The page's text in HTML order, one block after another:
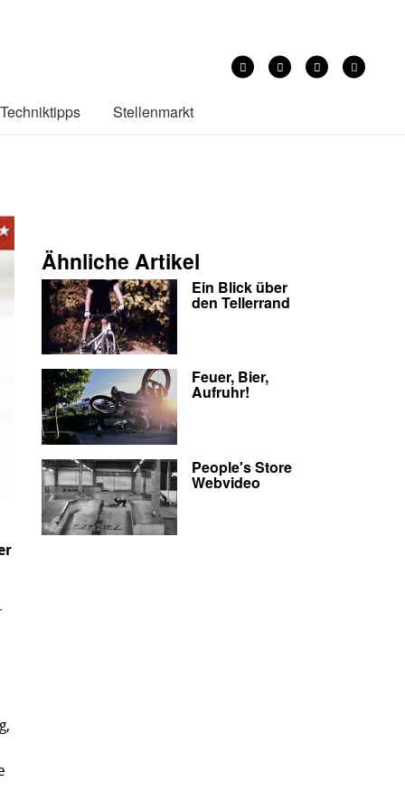
Techniktipps Stellenmarkt
Ähnliche Artikel
Ein Blick über
den Tellerrand
Feuer, Bier,
Aufruhr!
People's Store
Webvideo